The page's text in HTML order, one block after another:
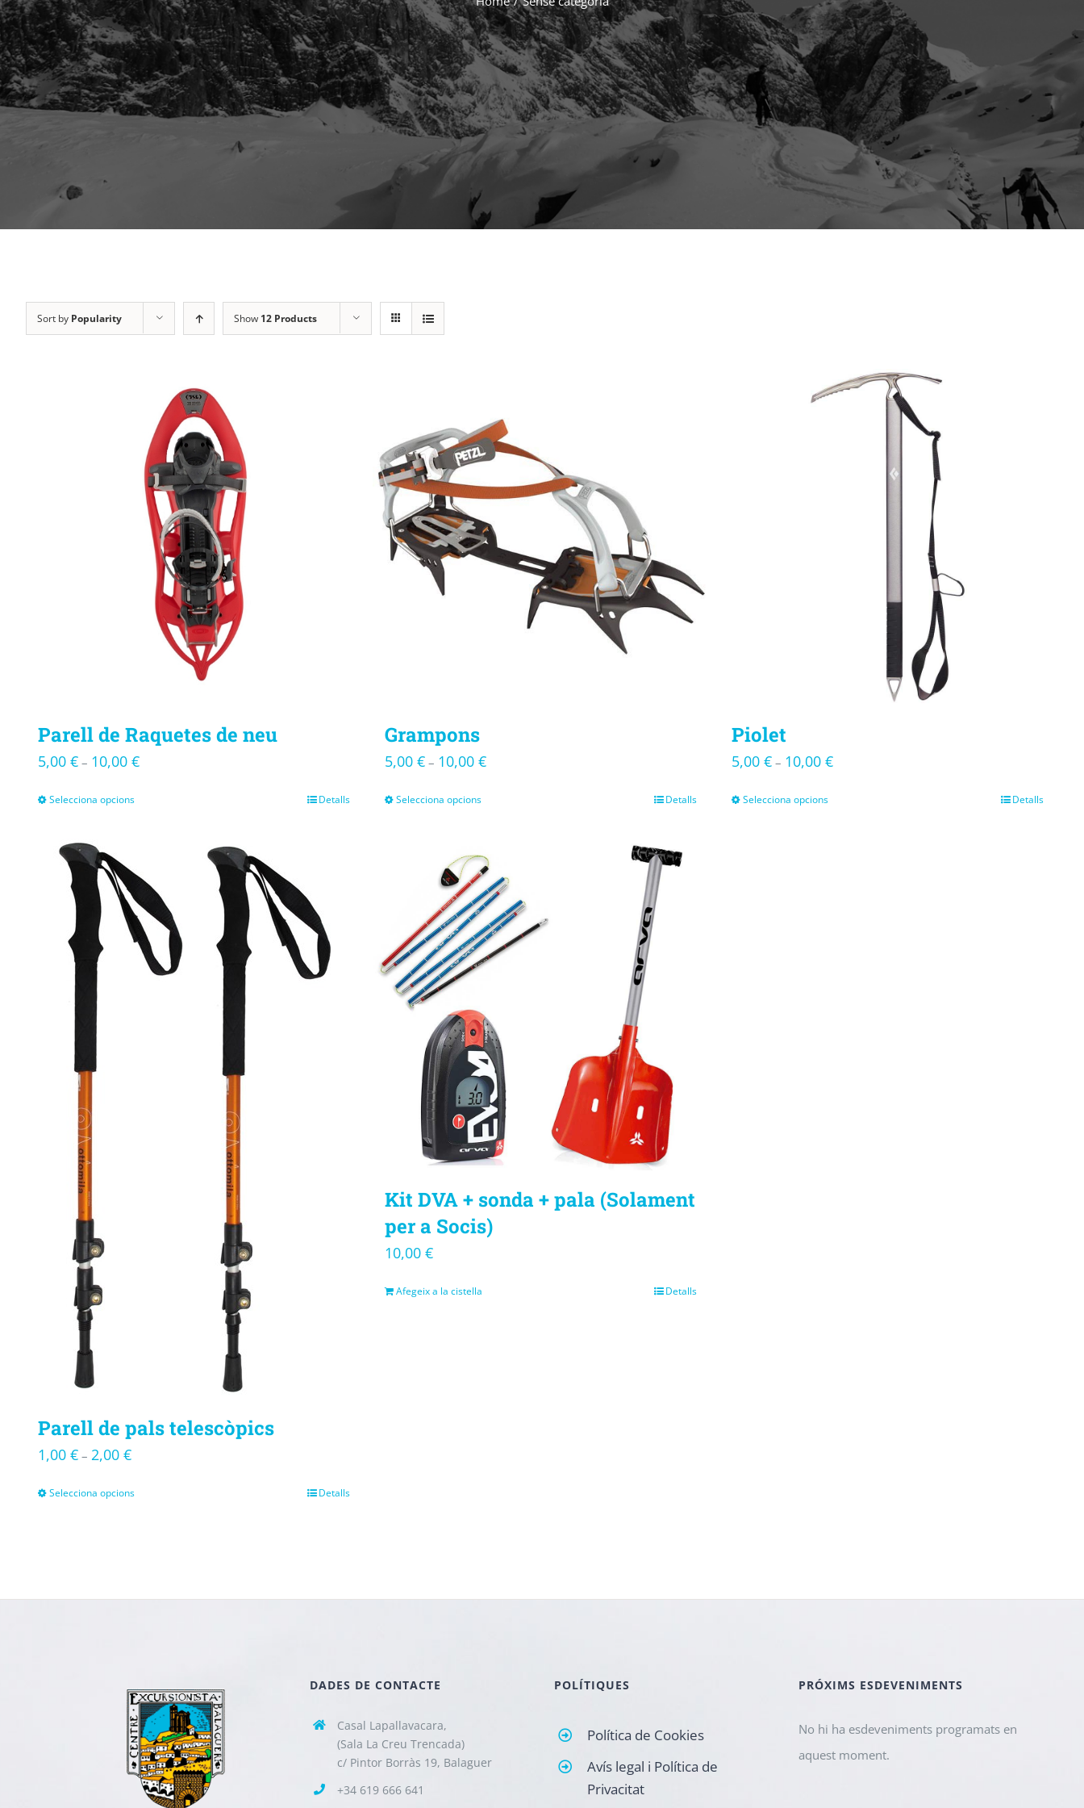
Sort by Popularity Show 12 Products
Parell de Raquetes de neu
5,00 € – 10,00 €
Selecciona opcions Detalls
Grampons
5,00€ – 10,00€
Selecciona opcions Detalls
Piolet
5,00€ – 10,00€
Selecciona opcions Detalls
Parell de pals telescòpics
1,00 € – 2,00 €
Selecciona opcions Detalls
Kit DVA + sonda + pala (Solament
per a Socis)
10,00€
Afegeix a la cistella Detalls
DADES DE CONTACTE
Casal Lapallavacara,
(Sala La Creu Trencada)
c/ Pintor Borràs 19, Balaguer
+34 619 666 641
POLÍTIQUES
Política de Cookies
Avís legal i Política de
Privacitat
PRÓXIMS ESDEVENIMENTS
No hi ha esdeveniments programats en
aquest moment.